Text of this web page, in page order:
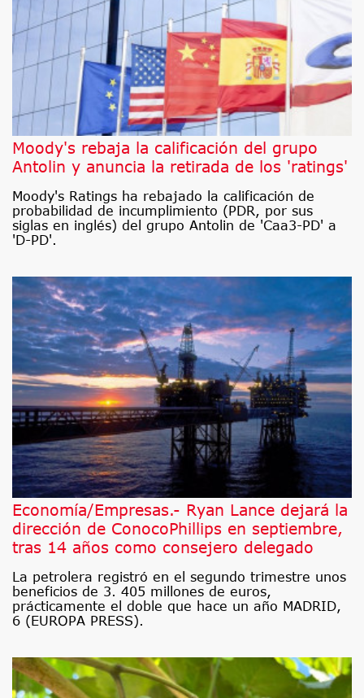
Moody's rebaja la calificación del grupo
Antolin y anuncia la retirada de los 'ratings'
Moody's Ratings ha rebajado la calificación de
probabilidad de incumplimiento (PDR, por sus
siglas en inglés) del grupo Antolin de 'Caa3-PD' a
'D-PD'.
Economía/Empresas.- Ryan Lance dejará la
dirección de ConocoPhillips en septiembre,
tras 14 años como consejero delegado
La petrolera registró en el segundo trimestre unos
beneficios de 3. 405 millones de euros,
prácticamente el doble que hace un año MADRID,
6 (EUROPA PRESS).